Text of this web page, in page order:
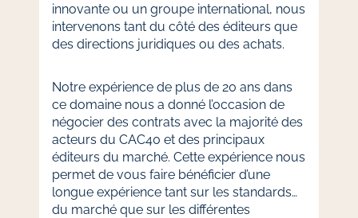
innovante ou un groupe international, nous
intervenons tant du côté des éditeurs que
des directions juridiques ou des achats.
Notre expérience de plus de 20 ans dans
ce domaine nous a donné l’occasion de
négocier des contrats avec la majorité des
acteurs du CAC40 et des principaux
éditeurs du marché. Cette expérience nous
permet de vous faire bénéficier d’une
longue expérience tant sur les standards
du marché que sur les différentes